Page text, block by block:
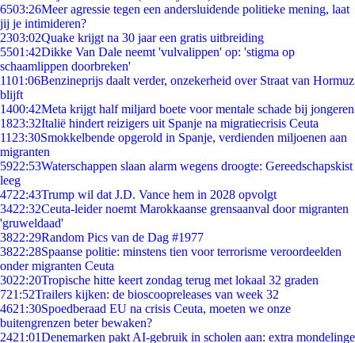
6503:26Meer agressie tegen een andersluidende politieke mening, laat
jij je intimideren?
2303:02Quake krijgt na 30 jaar een gratis uitbreiding
5501:42Dikke Van Dale neemt 'vulvalippen' op: 'stigma op
schaamlippen doorbreken'
1101:06Benzineprijs daalt verder, onzekerheid over Straat van Hormuz
blijft
1400:42Meta krijgt half miljard boete voor mentale schade bij jongeren
1823:32Italië hindert reizigers uit Spanje na migratiecrisis Ceuta
11 23:30Smokkelbende opgerold in Spanje, verdienden miljoenen aan
migranten
5922:53Waterschappen slaan alarm wegens droogte: Gereedschapskist
leeg
4722:43Trump wil dat J.D. Vance hem in 2028 opvolgt
3422:32Ceuta-leider noemt Marokkaanse grensaanval door migranten
'gruweldaad'
3822:29Random Pics van de Dag #1977
3822:28Spaanse politie: minstens tien voor terrorisme veroordeelden
onder migranten Ceuta
3022:20Tropische hitte keert zondag terug met lokaal 32 graden
721:52Trailers kijken: de bioscoopreleases van week 32
4621:30Spoedberaad EU na crisis Ceuta, moeten we onze
buitengrenzen beter bewaken?
2421:01Denemarken pakt AI-gebruik in scholen aan: extra mondelinge